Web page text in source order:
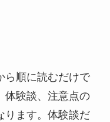
ら順に読むだけで
体験談、注意点の
ります。体験談だ